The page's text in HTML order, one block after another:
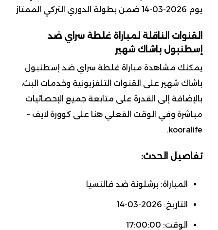
يوم 2026-03-14 ضمن بطولة الدوري التركي الممتاز
القنوات الناقلة لمباراة غلطة سراي ضد
إسطنبول باشاك شهير
يمكنك مشاهدة مباراة غلطة سراي ضد إسطنبول
باشاك شهير على القنوات التلفزيونية وخدمات البث،
بالإضافة إلى القدرة على متابعة جميع الإحصائيات
مباشرة وفي الوقت الفعلي هنا على كوورة لايف –
kooralife.
تفاصيل الحدث:
المباراة: برشلونة ضد فالنسيا
التاريخ: 2026-03-14
الوقت: 17:00:00